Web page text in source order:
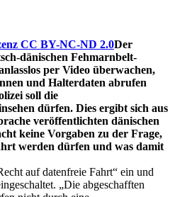
Der
dänischen Fehmarnbelt-
per Video überwachen,
und Halterdaten abrufen
soll die
dürfen. Dies ergibt sich aus
veröffentlichten dänischen
keine Vorgaben zu der Frage,
werden dürfen und was damit
auf datenfreie Fahrt“ ein und
„Die abgeschafften